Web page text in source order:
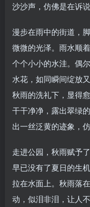
沙沙声，仿佛是在诉
漫步在雨中的街道，
微微的光泽。雨水顺
个个小小的水洼。偶
水花，如同瞬间绽放
秋雨的洗礼下，显得
干干净净，露出翠绿
出一丝泛黄的迹象，
走进公园，秋雨赋予
早已没有了夏日的生
拉在水面上。秋雨落
动，似泪非泪，让人